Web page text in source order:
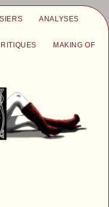
ANALYSES
MAKING OF